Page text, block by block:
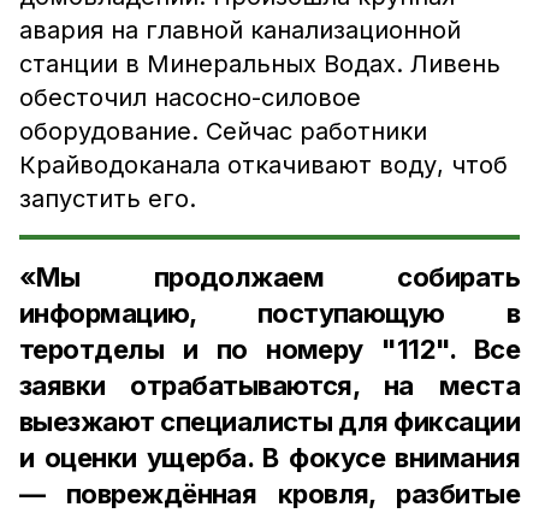
авария на главной канализационной
станции в Минеральных Водах. Ливень
обесточил насосно-силовое
оборудование. Сейчас работники
Крайводоканала откачивают воду, чтоб
запустить его.
«Мы продолжаем собирать
информацию, поступающую в
теротделы и по номеру "112". Все
заявки отрабатываются, на места
выезжают специалисты для фиксации
и оценки ущерба. В фокусе внимания
— повреждённая кровля, разбитые